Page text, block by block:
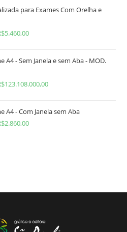
para Exames Com Orelha e
5.460,00
A4 - Sem Janela e sem Aba - MOD.
123.108.000,00
A4 - Com Janela sem Aba
2.860,00